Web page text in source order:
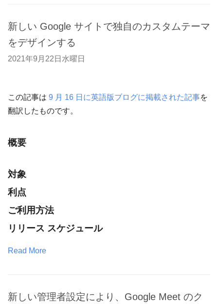
新しい Google サイトで独自のカスタムテーマ
をデザインする
2021年9月22日水曜日
この記事は 9 月 16 日に英語版ブログに掲載された記事を
翻訳したものです。
概要
対象
利点
ご利用方法
リリース スケジュール
Read More
新しい管理者設定により、Google Meet のク